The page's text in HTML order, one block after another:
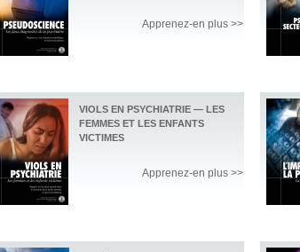
Apprenez-en plus >>
VIOLS EN PSYCHIATRIE — LES
FEMMES ET LES ENFANTS
VICTIMES
Apprenez-en plus >>